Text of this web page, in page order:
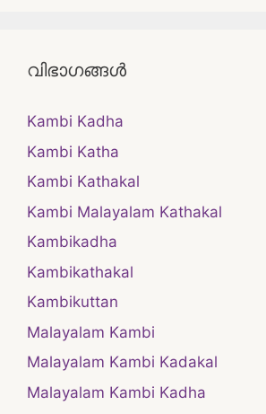
വിഭാഗങ്ങൾ
Kambi Kadha
Kambi Katha
Kambi Kathakal
Kambi Malayalam Kathakal
Kambikadha
Kambikathakal
Kambikuttan
Malayalam Kambi
Malayalam Kambi Kadakal
Malayalam Kambi Kadha